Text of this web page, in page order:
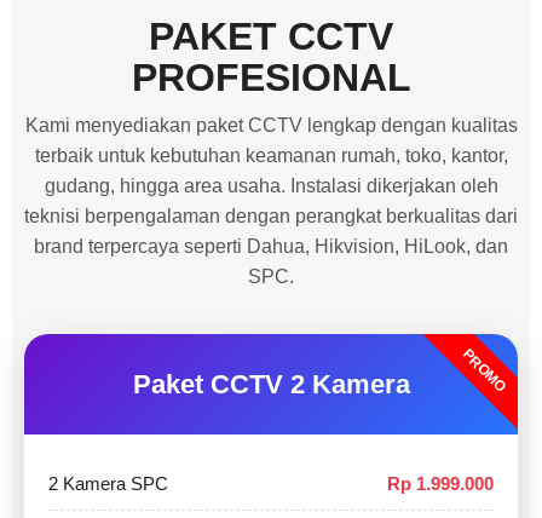
PAKET CCTV
PROFESIONAL
Kami menyediakan paket CCTV lengkap dengan kualitas
terbaik untuk kebutuhan keamanan rumah, toko, kantor,
gudang, hingga area usaha. Instalasi dikerjakan oleh
teknisi berpengalaman dengan perangkat berkualitas dari
brand terpercaya seperti Dahua, Hikvision, HiLook, dan
SPC.
PROMO
Paket CCTV 2 Kamera
2 Kamera SPC Rp 1.999.000